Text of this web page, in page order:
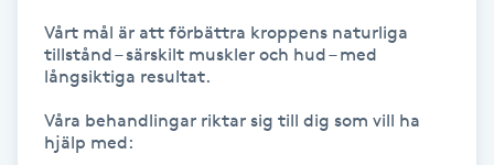
Hårförlängning
Vårt mål är att förbättra kroppens naturliga
tillstånd – särskilt muskler och hud – med
långsiktiga resultat.
Våra behandlingar riktar sig till dig som vill ha
hjälp med: